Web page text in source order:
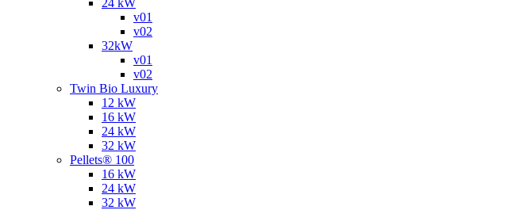
24 kW
v01
v02
32kW
v01
v02
Twin Bio Luxury
12 kW
16 kW
24 kW
32 kW
Pellets® 100
16 kW
24 kW
32 kW